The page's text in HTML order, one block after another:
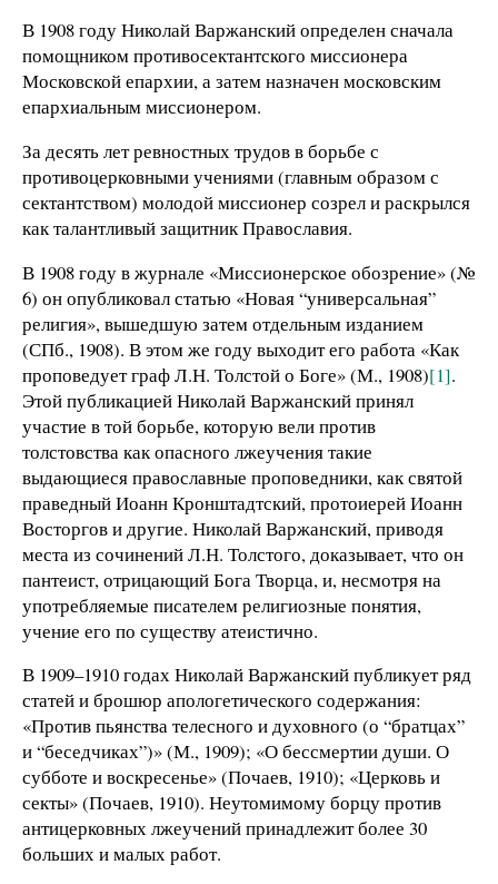
В 1908 году Николай Варжанский определен сначала
помощником противосектантского миссионера
Московской епархии, а затем назначен московским
епархиальным миссионером.
За десять лет ревностных трудов в борьбе с
противоцерковными учениями (главным образом с
сектантством) молодой миссионер созрел и раскрылся
как талантливый защитник Православия.
В 1908 году в журнале «Миссионерское обозрение» (№
6) он опубликовал статью «Новая “универсальная”
религия», вышедшую затем отдельным изданием
(СПб., 1908). В этом же году выходит его работа «Как
проповедует граф Л.Н. Толстой о Боге» (М., 1908)[1].
Этой публикацией Николай Варжанский принял
участие в той борьбе, которую вели против
толстовства как опасного лжеучения такие
выдающиеся православные проповедники, как святой
праведный Иоанн Кронштадтский, протоиерей Иоанн
Восторгов и другие. Николай Варжанский, приводя
места из сочинений Л.Н. Толстого, доказывает, что он
пантеист, отрицающий Бога Творца, и, несмотря на
употребляемые писателем религиозные понятия,
учение его по существу атеистично.
В 1909–1910 годах Николай Варжанский публикует ряд
статей и брошюр апологетического содержания:
«Против пьянства телесного и духовного (о “братцах”
и “беседчиках”)» (М., 1909); «О бессмертии души. О
субботе и воскресенье» (Почаев, 1910); «Церковь и
секты» (Почаев, 1910). Неутомимому борцу против
антицерковных лжеучений принадлежит более 30
больших и малых работ.